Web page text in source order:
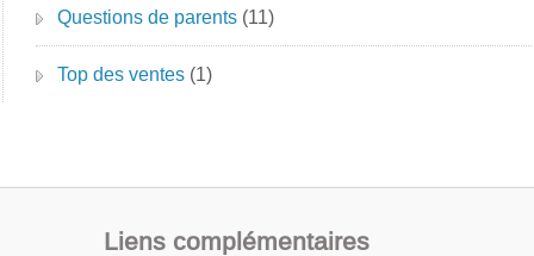
Questions de parents (11)
Top des ventes (1)
Liens complémentaires